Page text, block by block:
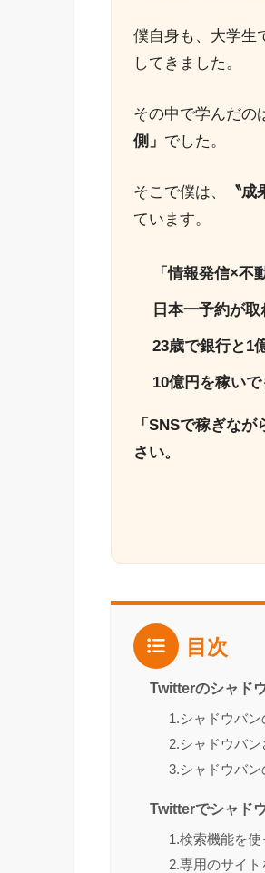
僕自身も、大学生
してきました。
その中で学んだの
側」 でした。
そこで僕は、 〝
ています。
「情報発信×不
日本一予約が
23歳で銀行と1
10億円を稼い
「SNSで稼ぎな
さい。
目次
Twitterのシャド
1.シャドウバン
2.シャドウバン
3.シャドウバ
Twitterでシャド
1.検索機能を
2.専用のサイト